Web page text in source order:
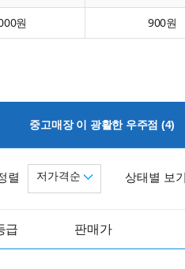
원 900원
중고매장 이 광활한 우주점 (4)
상태별 보기
렬 저가격순
급 판매가